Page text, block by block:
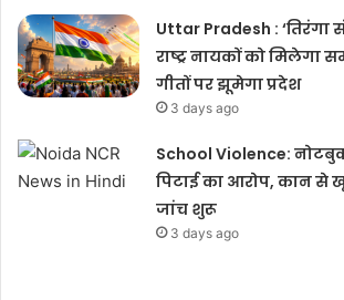
Uttar Pradesh : ‘तिरंगा
राष्ट्र नायकों को मिलेगा
गीतों पर झूमेगा प्रदेश
3 days ago
School Violence:
पिटाई का आरोप, कान
जांच शुरू
3 days ago